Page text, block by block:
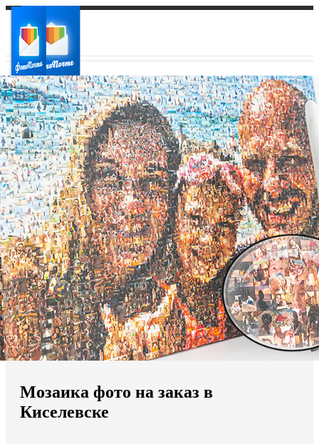
Ваш город:
Ваш регион доставки
Выберите из списка:
Мы доставляем по всему миру
Продолжить без города
Мозаика фото на заказ в
Киселевске